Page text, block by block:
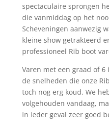
spectaculaire sprongen
die vanmiddag op het
Scheveningen aanwezig
kleine show getrakteerd
professioneel Rib boot
Varen met een graad of
de snelheden die onze
toch nog erg koud. We
volgehouden vandaag,
in ieder geval zeer goed